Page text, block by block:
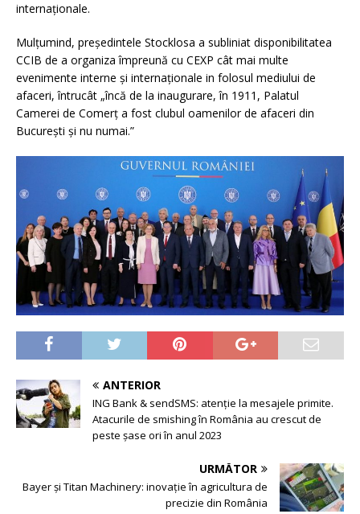
internaționale.
Mulțumind, președintele Stocklosa a subliniat disponibilitatea
CCIB de a organiza împreună cu CEXP cât mai multe
evenimente interne și internaționale in folosul mediului de
afaceri, întrucât „încă de la inaugurare, în 1911, Palatul
Camerei de Comerț a fost clubul oamenilor de afaceri din
București și nu numai.”
ANTERIOR
ING Bank & sendSMS: atenție la mesajele primite.
Atacurile de smishing în România au crescut de
peste șase ori în anul 2023
URMĂTOR
Bayer și Titan Machinery: inovație în agricultura de
precizie din România